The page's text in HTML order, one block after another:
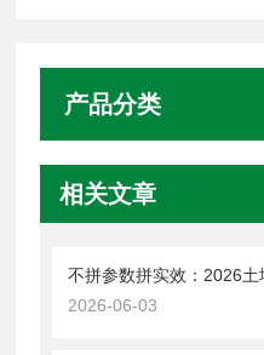
产品分类
相关文章
2026-06-03